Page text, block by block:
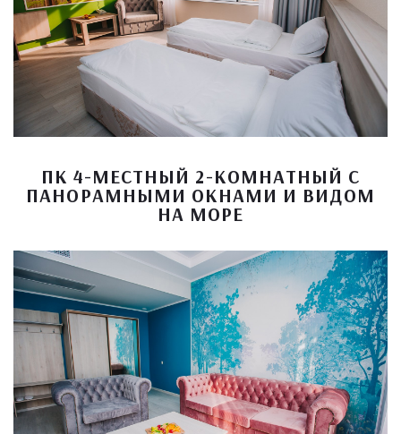
ПК 4-МЕСТНЫЙ 2-КОМНАТНЫЙ С
ПАНОРАМНЫМИ ОКНАМИ И ВИДОМ
НА МОРЕ